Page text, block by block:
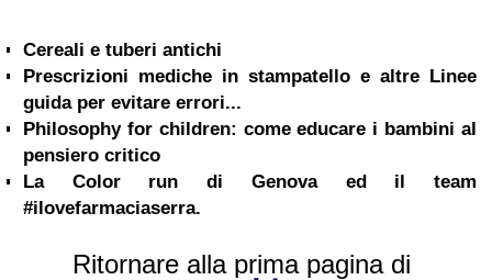
Cereali e tuberi antichi
Prescrizioni mediche in stampatello e altre Linee
guida per evitare errori...
Philosophy for children: come educare i bambini al
pensiero critico
La Color run di Genova ed il team
#ilovefarmaciaserra.
Ritornare alla prima pagina di